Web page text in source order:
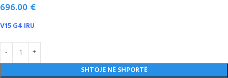
696.00 €
V15 G4 IRU
SHTOJE NË SHPORTË